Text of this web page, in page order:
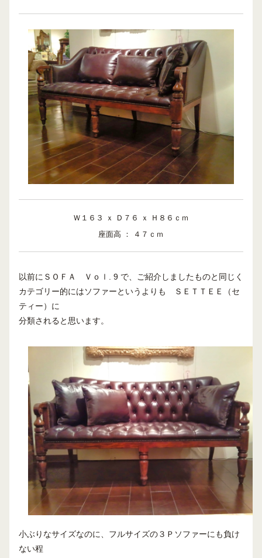
Ｗ１６３ ｘ Ｄ７６ ｘ Ｈ８６ｃｍ
座面高 ： ４７ｃｍ
以前にＳＯＦＡ Ｖｏｌ. 9 で、ご紹介しましたものと同じく
カテゴリー的にはソファーというよりも ＳＥＴＴＥＥ（セ
ティー）に
分類されると思います。
小ぶりなサイズなのに、フルサイズの３Ｐソファーにも負け
ない程